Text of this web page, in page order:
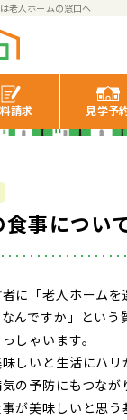
老人ホームの窓口へ
請求 見学予
の窓口
事につい
に「老人ホーム
んですか」という
しゃいます。
しいと生活にハ
の予防にもつなが
が美味しいと思